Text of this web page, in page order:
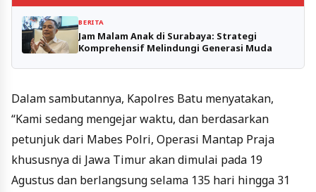
BERITA
Jam Malam Anak di Surabaya: Strategi
Komprehensif Melindungi Generasi Muda
Dalam sambutannya, Kapolres Batu menyatakan,
“Kami sedang mengejar waktu, dan berdasarkan
petunjuk dari Mabes Polri, Operasi Mantap Praja
khususnya di Jawa Timur akan dimulai pada 19
Agustus dan berlangsung selama 135 hari hingga 31